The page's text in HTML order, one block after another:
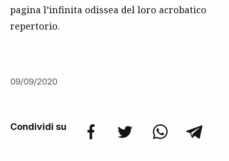
pagina l’infinita odissea del loro acrobatico
repertorio.
09/09/2020
Condividi su